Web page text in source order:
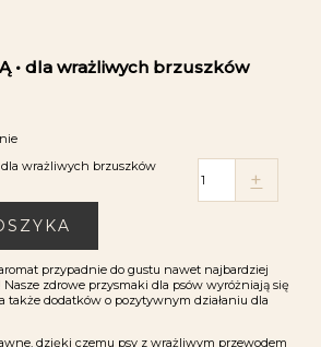
• dla wrażliwych brzuszków
dla wrażliwych brzuszków
+
przypadnie do gustu nawet najbardziej
zdrowe przysmaki dla psów wyróżniają się
także dodatków o pozytywnym działaniu dla
dzięki czemu psy z wrażliwym przewodem